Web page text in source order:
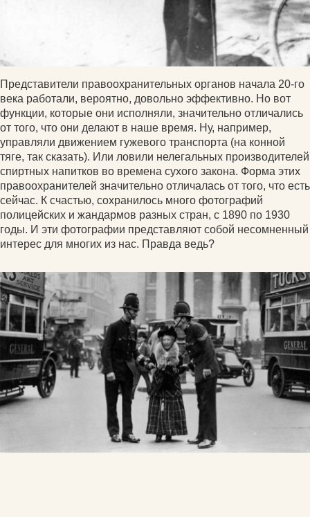
Представители правоохранительных органов начала 20-го
века работали, вероятно, довольно эффективно. Но вот
функции, которые они исполняли, значительно отличались
от того, что они делают в наше время. Ну, например,
управляли движением гужевого транспорта (на конной
тяге, так сказать). Или ловили нелегальных производителей
спиртных напитков во времена сухого закона. Форма этих
правоохранителей значительно отличалась от того, что есть
сейчас. К счастью, сохранилось много фотографий
полицейских и жандармов разных стран, с 1890 по 1930
годы. И эти фотографии представляют собой несомненный
интерес для многих из нас. Правда ведь?